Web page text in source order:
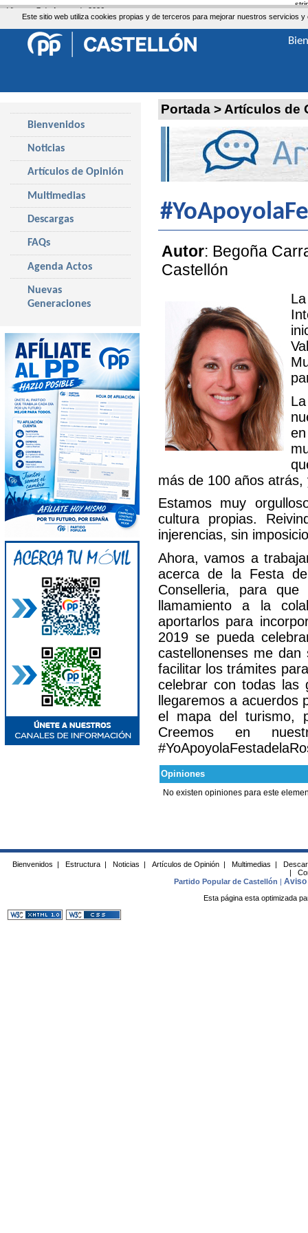
Este sitio web utiliza cookies propias y de terceros para mejorar nuestros servicios
Portada > Artículos de
Autor: Begoña
Castellón
más de 100 años
Estamos muy
cultura propias.
injerencias, sin
Ahora, vamos a
acerca de la Festa
Conselleria, para
llamamiento a la
aportarlos para
2019 se pueda
castellonenses me
facilitar los trámites
celebrar con todas las
llegaremos a
el mapa del turismo,
Creemos en
Opiniones
No existen opiniones para este
Bienvenidos
Noticias
Artículos de Opinión
Multimedias
Descargas
FAQs
Agenda Actos
Nuevas
Generaciones
Viernes, 7 de Agosto de 2026
Bienvenidos | Estructura | Noticias | Artículos de Opinión | Multimedias |
|
Partido Popular de Castellón |Aviso
Esta página esta optimizada